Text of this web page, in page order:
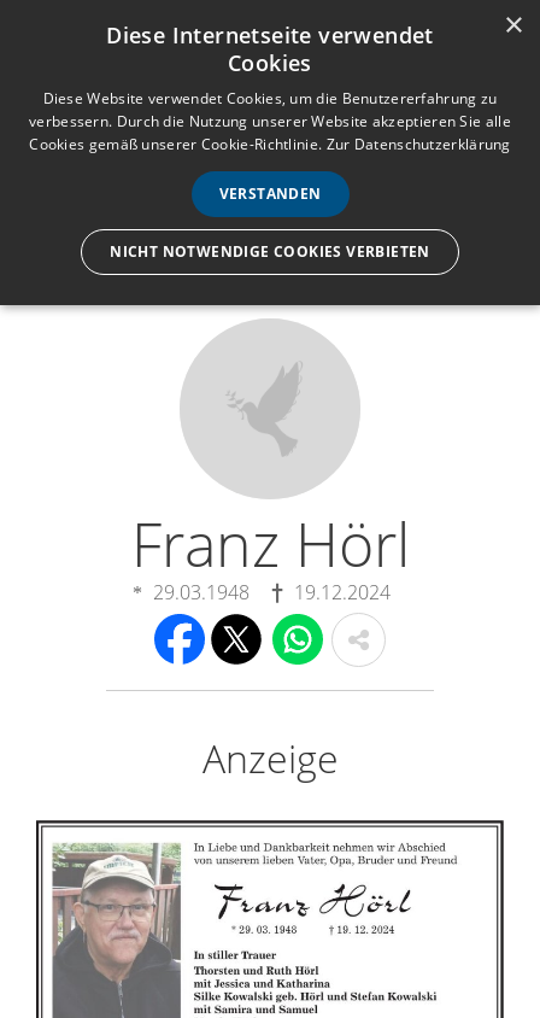
Anmelden Registrieren
e
n
ü
Wir lassen nur die Hand los,
Franz Hörl
29.03.1948 19.12.2024
Anzeige
×
Diese Internetseite verwendet
Cookies
Diese Website verwendet Cookies, um die Benutzererfahrung zu
verbessern. Durch die Nutzung unserer Website akzeptieren Sie alle
Cookies gemäß unserer Cookie-Richtlinie. Zur Datenschutzerklärung
VERSTANDEN
NICHT NOTWENDIGE COOKIES VERBIETEN